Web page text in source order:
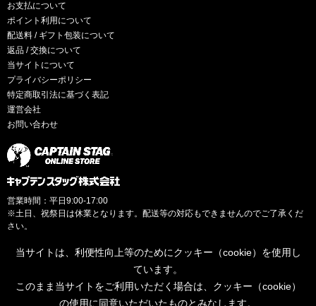
お支払について
ポイント利用について
配送料 / ギフト包装について
返品 / 交換について
当サイトについて
プライバシーポリシー
特定商取引法に基づく表記
運営会社
お問い合わせ
営業時間：平日9:00-17:00
※土日、祝祭日は休業となります。配送等の対応もできませんのでご了承くだ
さい。
© CAPTAINSTAG Co.Ltd.
当サイトは、利便性向上等のためにクッキー（cookie）を使用し
ています。
このまま当サイトをご利用いただく場合は、クッキー（cookie）
の使用に同意いただいたものとみなします。